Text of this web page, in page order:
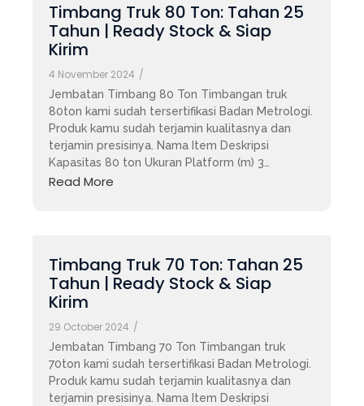
Timbang Truk 80 Ton: Tahan 25
Tahun | Ready Stock & Siap
Kirim
4 November 2024 /
Jembatan Timbang 80 Ton Timbangan truk
80ton kami sudah tersertifikasi Badan Metrologi.
Produk kamu sudah terjamin kualitasnya dan
terjamin presisinya. Nama Item Deskripsi
Kapasitas 80 ton Ukuran Platform (m) 3…
Read More
Timbang Truk 70 Ton: Tahan 25
Tahun | Ready Stock & Siap
Kirim
29 October 2024 /
Jembatan Timbang 70 Ton Timbangan truk
70ton kami sudah tersertifikasi Badan Metrologi.
Produk kamu sudah terjamin kualitasnya dan
terjamin presisinya. Nama Item Deskripsi